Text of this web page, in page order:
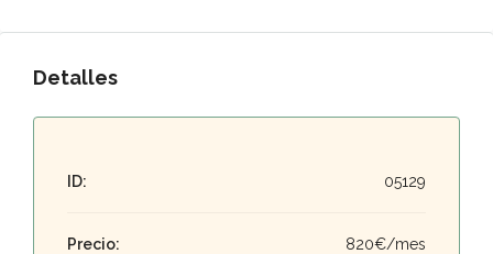
Detalles
ID: 05129
Precio: 820€/mes